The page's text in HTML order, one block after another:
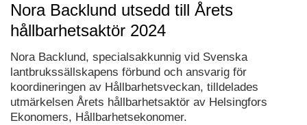
Nora Backlund utsedd till Årets
hållbarhetsaktör 2024
Nora Backlund, specialsakkunnig vid Svenska
lantbrukssällskapens förbund och ansvarig för
koordineringen av Hållbarhetsveckan, tilldelades
utmärkelsen Årets hållbarhetsaktör av Helsingfors
Ekonomers, Hållbarhetsekonomer.